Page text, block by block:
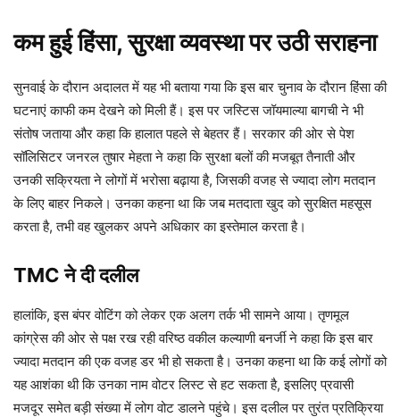
कम हुई हिंसा, सुरक्षा व्यवस्था पर उठी सराहना
सुनवाई के दौरान अदालत में यह भी बताया गया कि इस बार चुनाव के दौरान हिंसा की
घटनाएं काफी कम देखने को मिली हैं। इस पर जस्टिस जॉयमाल्या बागची ने भी
संतोष जताया और कहा कि हालात पहले से बेहतर हैं। सरकार की ओर से पेश
सॉलिसिटर जनरल तुषार मेहता ने कहा कि सुरक्षा बलों की मजबूत तैनाती और
उनकी सक्रियता ने लोगों में भरोसा बढ़ाया है, जिसकी वजह से ज्यादा लोग मतदान
के लिए बाहर निकले। उनका कहना था कि जब मतदाता खुद को सुरक्षित महसूस
करता है, तभी वह खुलकर अपने अधिकार का इस्तेमाल करता है।
TMC ने दी दलील
हालांकि, इस बंपर वोटिंग को लेकर एक अलग तर्क भी सामने आया। तृणमूल
कांग्रेस की ओर से पक्ष रख रही वरिष्ठ वकील कल्याणी बनर्जी ने कहा कि इस बार
ज्यादा मतदान की एक वजह डर भी हो सकता है। उनका कहना था कि कई लोगों को
यह आशंका थी कि उनका नाम वोटर लिस्ट से हट सकता है, इसलिए प्रवासी
मजदूर समेत बड़ी संख्या में लोग वोट डालने पहुंचे। इस दलील पर तुरंत प्रतिक्रिया